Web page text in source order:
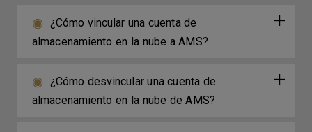
¿Cómo vincular una cuenta de
almacenamiento en la nube a AMS?
¿Cómo desvincular una cuenta de
almacenamiento en la nube de AMS?